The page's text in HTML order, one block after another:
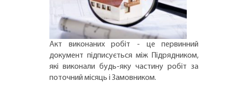
Акт виконаних робіт - це первинний
документ підписується між Підрядником,
які виконали будь-яку частину робіт за
поточний місяць і Замовником.